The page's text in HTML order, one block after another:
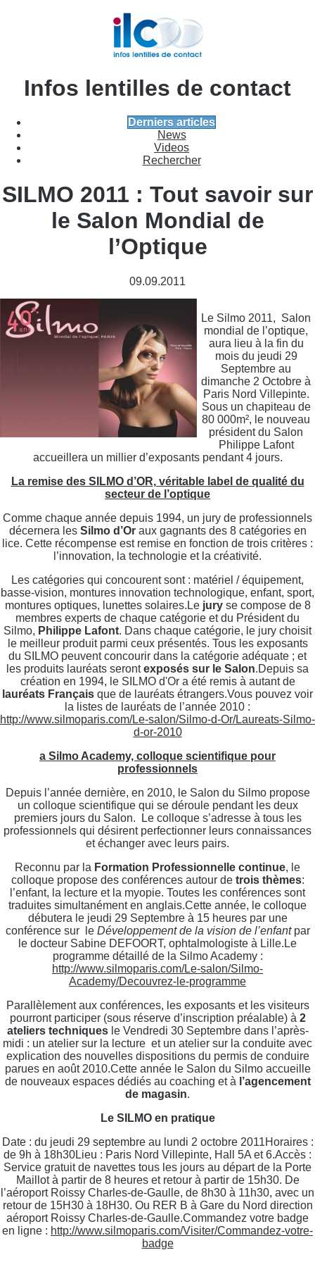
Infos lentilles de contact
Derniers articles
News
Videos
Rechercher
SILMO 2011 : Tout savoir sur
le Salon Mondial de
l’Optique
09.09.2011
Le Silmo 2011, Salon
mondial de l’optique,
aura lieu à la fin du
mois du jeudi 29
Septembre au
dimanche 2 Octobre à
Paris Nord Villepinte.
Sous un chapiteau de
80 000m², le nouveau
président du Salon
Philippe Lafont
accueillera un millier d’exposants pendant 4 jours.
La remise des SILMO d’OR, véritable label de qualité du
secteur de l’optique
Comme chaque année depuis 1994, un jury de professionnels
décernera les Silmo d’Or aux gagnants des 8 catégories en
lice. Cette récompense est remise en fonction de trois critères :
l’innovation, la technologie et la créativité.
Les catégories qui concourent sont : matériel / équipement,
basse-vision, montures innovation technologique, enfant, sport,
montures optiques, lunettes solaires.Le jury se compose de 8
membres experts de chaque catégorie et du Président du
Silmo, Philippe Lafont. Dans chaque catégorie, le jury choisit
le meilleur produit parmi ceux présentés. Tous les exposants
du SILMO peuvent concourir dans la catégorie adéquate ; et
les produits lauréats serontexposés sur le Salon.Depuis sa
création en 1994, le SILMO d'Or a été remis à autant de
lauréats Français que de lauréats étrangers.Vous pouvez voir
la listes de lauréats de l’année 2010 :
http://www.silmoparis.com/Le-salon/Silmo-d-Or/Laureats-Silmo-
d-or-2010
a Silmo Academy, colloque scientifique pour
professionnels
Depuis l’année dernière, en 2010, le Salon du Silmo propose
un colloque scientifique qui se déroule pendant les deux
premiers jours du Salon. Le colloque s’adresse à tous les
professionnels qui désirent perfectionner leurs connaissances
et échanger avec leurs pairs.
Reconnu par la Formation Professionnelle continue, le
colloque propose des conférences autour de trois thèmes:
l’enfant, la lecture et la myopie. Toutes les conférences sont
traduites simultanément en anglais.Cette année, le colloque
débutera le jeudi 29 Septembre à 15 heures par une
conférence sur le Développement de la vision de l’enfant par
le docteur Sabine DEFOORT, ophtalmologiste à Lille.Le
programme détaillé de la Silmo Academy :
http://www.silmoparis.com/Le-salon/Silmo-
Academy/Decouvrez-le-programme
Parallèlement aux conférences, les exposants et les visiteurs
pourront participer (sous réserve d’inscription préalable) à 2
ateliers techniques le Vendredi 30 Septembre dans l’après-
midi : un atelier sur la lecture et un atelier sur la conduite avec
explication des nouvelles dispositions du permis de conduire
parues en août 2010.Cette année le Salon du Silmo accueille
de nouveaux espaces dédiés au coaching et à l’agencement
de magasin.
Le SILMO en pratique
Date : du jeudi 29 septembre au lundi 2 octobre 2011Horaires :
de 9h à 18h30Lieu : Paris Nord Villepinte, Hall 5A et 6.Accès :
Service gratuit de navettes tous les jours au départ de la Porte
Maillot à partir de 8 heures et retour à partir de 15h30. De
l’aéroport Roissy Charles-de-Gaulle, de 8h30 à 11h30, avec un
retour de 15H30 à 18H30. Ou RER B à Gare du Nord direction
aéroport Roissy Charles-de-Gaulle.Commandez votre badge
en ligne : http://www.silmoparis.com/Visiter/Commandez-votre-
badge